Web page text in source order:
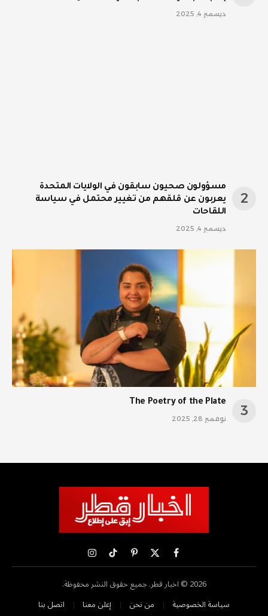
ديسمبر 4, 2025
مسؤولون صحيون سابقون في الولايات المتحدة
يعربون عن قلقهم من تغيير محتمل في سياسة
اللقاحات
ديسمبر 4, 2025
The Poetry of the Plate
نوفمبر 28, 2025
فيسبوك
X
(Twitter)
بينتيريستتيكتوكالانستغرام
2026 © اخبار قطر. جميع حقوق النشر محفوظة.
سياسة الخصوصية
من نحن إعلن معنا اتصل بنا